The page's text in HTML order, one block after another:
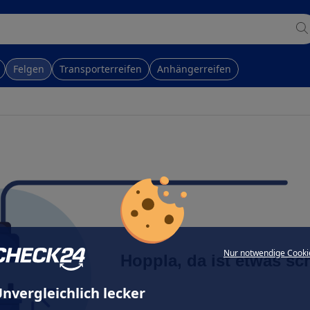
Nur notwendige
lecker
Felgen Transporterreifen Anhängerreifen
Hoppla, da ist etwas